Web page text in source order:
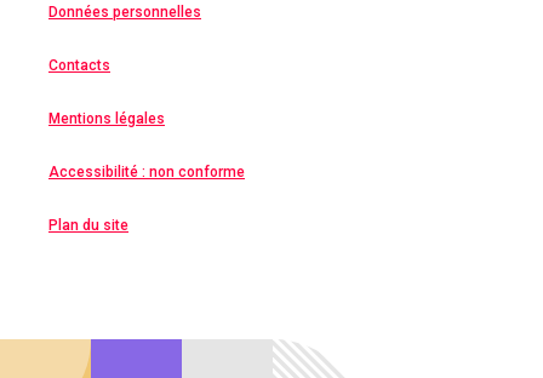
Données personnelles
Contacts
Mentions légales
Accessibilité : non conforme
Plan du site